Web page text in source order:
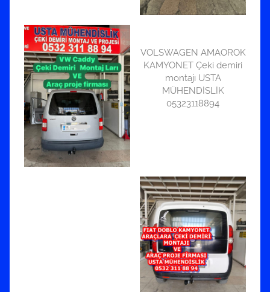
VOLSWAGEN AMAOROK
KAMYONET Çeki demiri
montajı USTA
MÜHENDİSLİK
05323118894